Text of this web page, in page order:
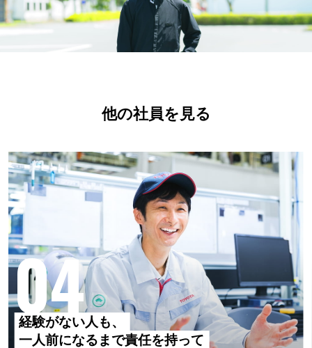
他の社員を見る
04
経験がない人も、
一人前になるまで責任を持って